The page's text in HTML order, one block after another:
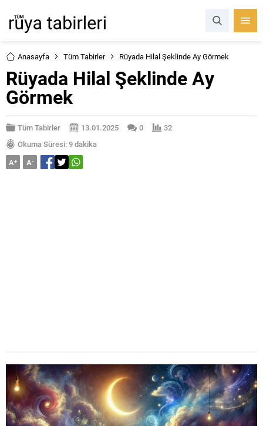
Anasayfa Tüm Tabirler Rüyada Hilal Şeklinde Ay Görmek
Rüyada Hilal Şeklinde Ay
Görmek
Tüm Tabirler 13.01.2025 0
32
Okuma Süresi: 9 dakika
A+ A-